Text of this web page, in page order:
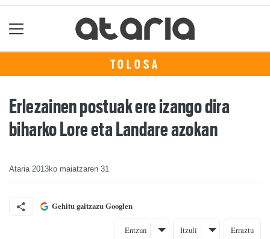
TOLOSA
Erlezainen postuak ere izango dira
biharko Lore eta Landare azokan
Ataria 2013ko maiatzaren 31
Gehitu gaitzazu Googlen
Entzun Itzuli Erraztu